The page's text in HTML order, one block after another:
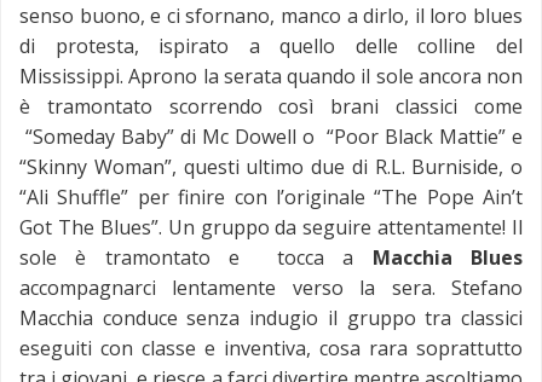
senso buono, e ci sfornano, manco a dirlo, il loro blues
di protesta, ispirato a quello delle colline del
Mississippi. Aprono la serata quando il sole ancora non
è tramontato scorrendo così brani classici come
“Someday Baby” di Mc Dowell o “Poor Black Mattie” e
“Skinny Woman”, questi ultimo due di R.L. Burniside, o
“Ali Shuffle” per finire con l’originale “The Pope Ain’t
Got The Blues”. Un gruppo da seguire attentamente! Il
sole è tramontato e tocca a Macchia Blues
accompagnarci lentamente verso la sera. Stefano
Macchia conduce senza indugio il gruppo tra classici
eseguiti con classe e inventiva, cosa rara soprattutto